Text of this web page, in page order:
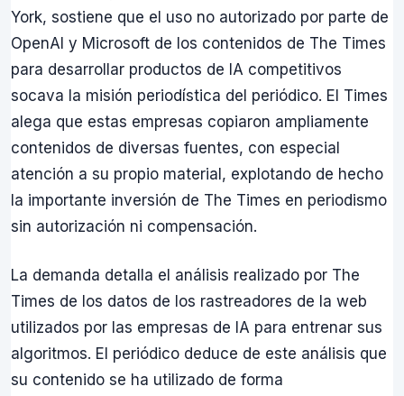
York, sostiene que el uso no autorizado por parte de
OpenAI y Microsoft de los contenidos de The Times
para desarrollar productos de IA competitivos
socava la misión periodística del periódico. El Times
alega que estas empresas copiaron ampliamente
contenidos de diversas fuentes, con especial
atención a su propio material, explotando de hecho
la importante inversión de The Times en periodismo
sin autorización ni compensación.
La demanda detalla el análisis realizado por The
Times de los datos de los rastreadores de la web
utilizados por las empresas de IA para entrenar sus
algoritmos. El periódico deduce de este análisis que
su contenido se ha utilizado de forma